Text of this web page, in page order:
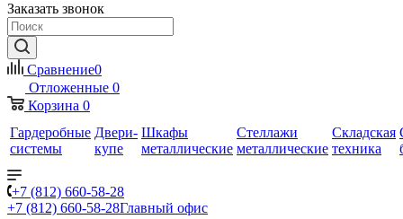
Заказать звонок
Сравнение0
Отложенные 0
Корзина 0
Гардеробные
системы
Двери-
купе
Шкафы
металлические
Стеллажи
металлические
Складская
техника
+7 (812) 660-58-28
+7 (812) 660-58-28Главный офис